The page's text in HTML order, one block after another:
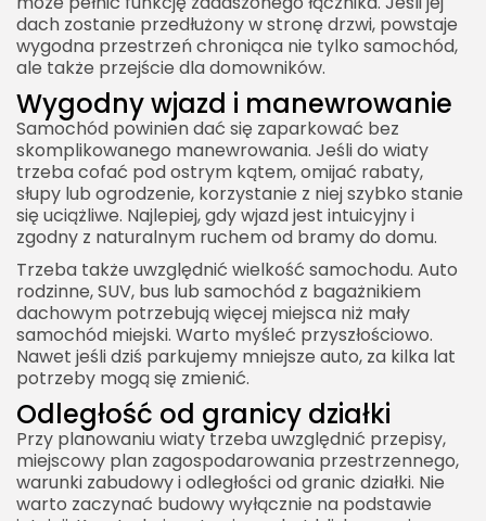
dach zostanie przedłużony w stronę drzwi, powstaje
wygodna przestrzeń chroniąca nie tylko samochód,
ale także przejście dla domowników.
Wygodny wjazd i manewrowanie
Samochód powinien dać się zaparkować bez
skomplikowanego manewrowania. Jeśli do wiaty
trzeba cofać pod ostrym kątem, omijać rabaty,
słupy lub ogrodzenie, korzystanie z niej szybko stanie
się uciążliwe. Najlepiej, gdy wjazd jest intuicyjny i
zgodny z naturalnym ruchem od bramy do domu.
Trzeba także uwzględnić wielkość samochodu. Auto
rodzinne, SUV, bus lub samochód z bagażnikiem
dachowym potrzebują więcej miejsca niż mały
samochód miejski. Warto myśleć przyszłościowo.
Nawet jeśli dziś parkujemy mniejsze auto, za kilka lat
potrzeby mogą się zmienić.
Odległość od granicy działki
Przy planowaniu wiaty trzeba uwzględnić przepisy,
miejscowy plan zagospodarowania przestrzennego,
warunki zabudowy i odległości od granic działki. Nie
warto zaczynać budowy wyłącznie na podstawie